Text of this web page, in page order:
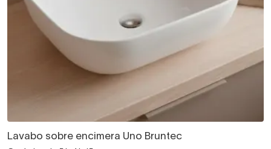
Lavabo sobre encimera Uno Bruntec